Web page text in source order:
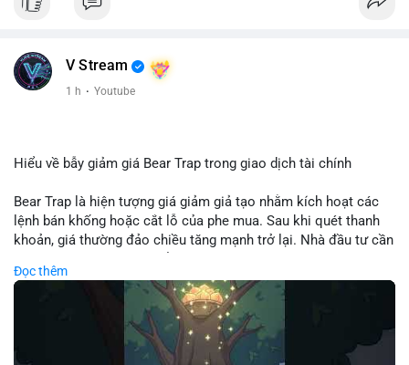
V Stream
1 h · Youtube
Hiểu về bẫy giảm giá Bear Trap trong giao dịch tài chính
Bear Trap là hiện tượng giá giảm giả tạo nhằm kích hoạt các
lệnh bán khống hoặc cắt lỗ của phe mua. Sau khi quét thanh
khoản, giá thường đảo chiều tăng mạnh trở lại. Nhà đầu tư cần
hóa điểm vào lệnh.
🎥 Xem video trực tiếp tại:
Nguồn: Cú Thông Thái
Đọc thêm